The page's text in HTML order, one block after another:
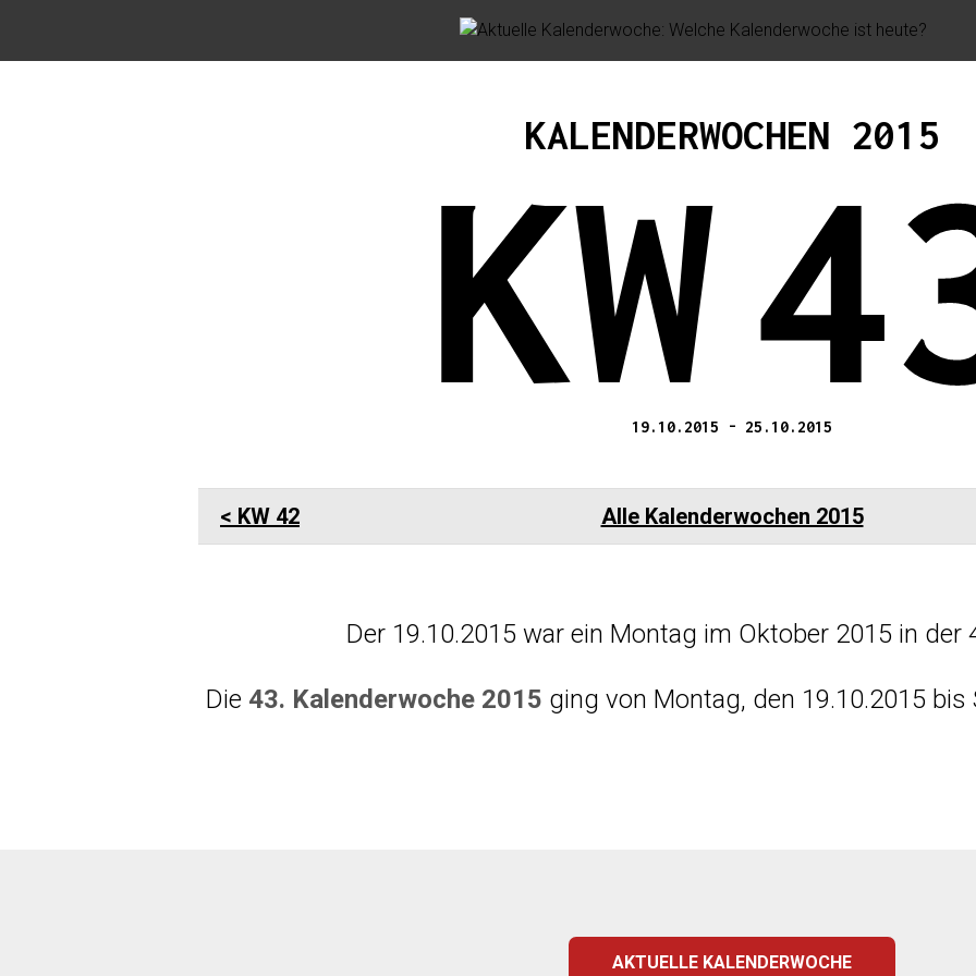
KALENDERWOCHEN 2015
KW
19.10.2015 - 25.10.2015
KW 42 Alle Kalenderwochen 2015
Der 19.10.2015 war ein Montag im Oktober 2015 in der
Die 43. Kalenderwoche 2015 ging von Montag, den 19.10.2015 bis
AKTUELLE KALENDERWOCHE